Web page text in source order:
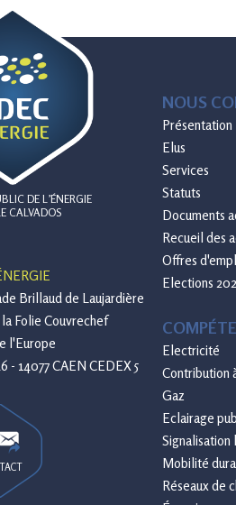
DE L’ÉNERGIE
CALVADOS
Brillaud de Laujardière
Folie Couvrechef
l'Europe
- 14077 CAEN CEDEX 5
NOUS
Présentation
Elus
Services
Statuts
Documents
Recueil des
Offres
Elections
Electricité
Contribution
Gaz
Eclairage
Signalisation
Mobilité
Réseaux de